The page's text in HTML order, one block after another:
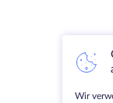
Wir